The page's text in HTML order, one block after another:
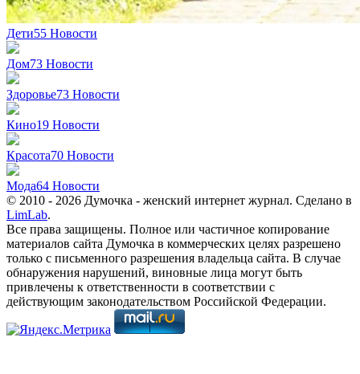
Дети55 Новости
Дом73 Новости
Здоровье73 Новости
Кино19 Новости
Красота70 Новости
Мода64 Новости
© 2010 - 2026 Думочка - женский интернет журнал. Сделано в
LimLab.
Все права защищены. Полное или частичное копирование
материалов сайта Думочка в коммерческих целях разрешено
только с письменного разрешения владельца сайта. В случае
обнаружения нарушений, виновные лица могут быть
привлечены к ответственности в соответствии с
действующим законодательством Российской Федерации.